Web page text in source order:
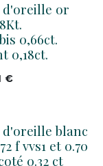
d'oreille or
0,66ct.
0,18ct.
€
d'oreille blanc
f vvs1 et 0.70
0.32 ct